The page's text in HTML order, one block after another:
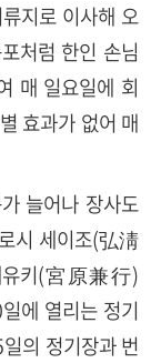
지로 이사해 오
처럼 한인 손님
매 일요일에 회
효과가 없어 매
늘어나 장사도
시 세이조(弘淸
유키(宮原兼行)
에 열리는 정기
의 정기장과 번